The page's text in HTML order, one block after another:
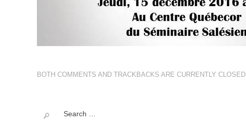
BOTH COMMENTS AND TRACKBACKS ARE CURRENTLY CLOSED.